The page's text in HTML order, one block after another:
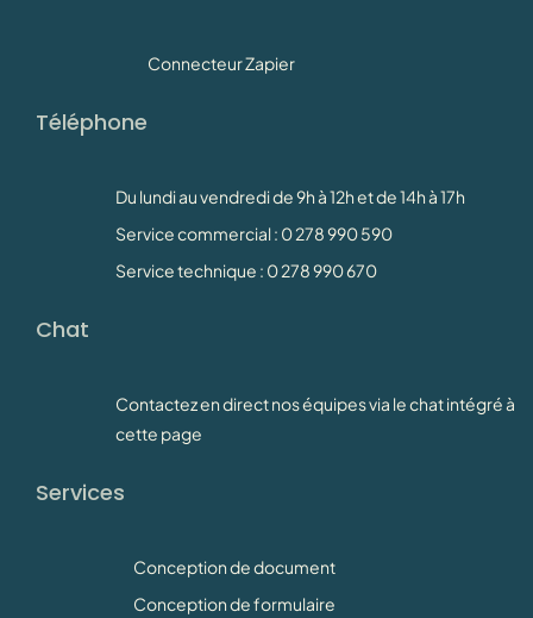
Connecteur Zapier
Téléphone
Du lundi au vendredi de 9h à 12h et de 14h à 17h
Service commercial : 0 278 990 590
Service technique : 0 278 990 670
Chat
Contactez en direct nos équipes via le chat intégré à
cette page
Services
Conception de document
Conception de formulaire